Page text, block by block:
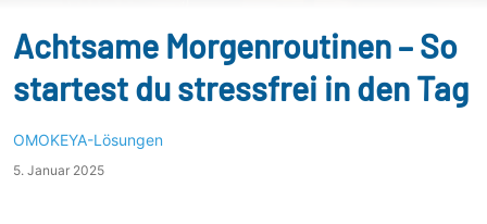
Achtsame Morgenroutinen – So
startest du stressfrei in den Tag
OMOKEYA-Lösungen
5. Januar 2025